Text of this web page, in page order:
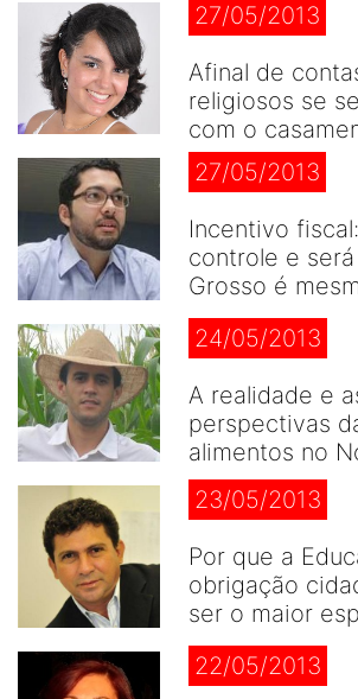
27/05/2013
Afinal de
religiosos se
com o
27/05/2013
Incentivo
controle e
Grosso é
24/05/2013
A realidade e
perspectivas
alimentos no
23/05/2013
Por que a
obrigação
ser o maior
22/05/2013